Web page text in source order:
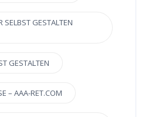
SELBST GESTALTEN
GESTALTEN
– AAA-RET.COM